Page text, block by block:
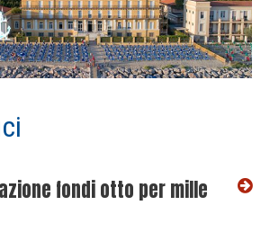
fondi otto per mille